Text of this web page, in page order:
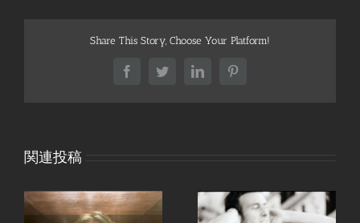
Share This Story, Choose Your Platform!
FacebookTwitterLinkedInPinterest
関連投稿